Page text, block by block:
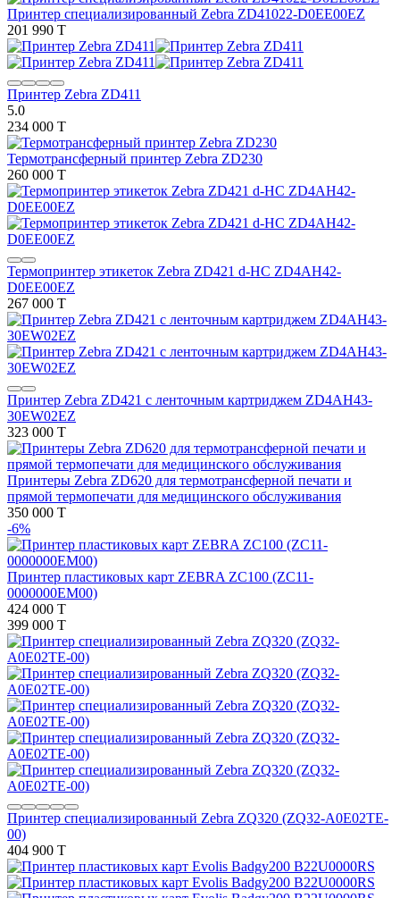
Принтер специализированный Zebra ZD41022-D0EE00EZ
201 990 T
Принтер Zebra ZD411
5.0
234 000 T
Термотрансферный принтер Zebra ZD230
260 000 T
Термопринтер этикеток Zebra ZD421 d-HC ZD4AH42-
D0EE00EZ
267 000 T
Принтер Zebra ZD421 с ленточным картриджем ZD4AH43-
30EW02EZ
323 000 T
Принтеры Zebra ZD620 для термотрансферной печати и
прямой термопечати для медицинского обслуживания
350 000 T
-6%
Принтер пластиковых карт ZEBRA ZC100 (ZC11-
0000000EM00)
424 000 T
399 000 T
Принтер специализированный Zebra ZQ320 (ZQ32-A0E02TE-
00)
404 900 T